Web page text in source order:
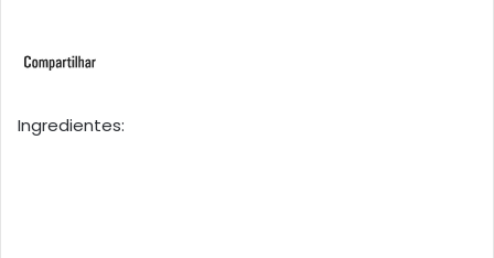
Ingredientes: